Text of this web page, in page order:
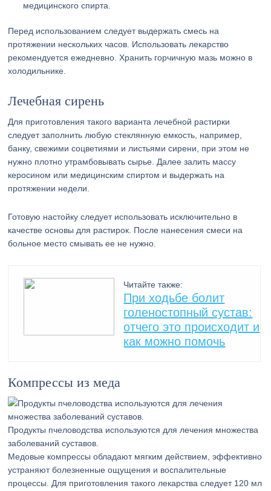
медицинского спирта.
Перед использованием следует выдержать смесь на
протяжении нескольких часов. Использовать лекарство
рекомендуется ежедневно. Хранить горчичную мазь можно в
холодильнике.
Лечебная сирень
Для приготовления такого варианта лечебной растирки
следует заполнить любую стеклянную емкость, например,
банку, свежими соцветиями и листьями сирени, при этом не
нужно плотно утрамбовывать сырье. Далее залить массу
керосином или медицинским спиртом и выдержать на
протяжении недели.
Готовую настойку следует использовать исключительно в
качестве основы для растирок. После нанесения смеси на
больное место смывать ее не нужно.
Читайте также:
При ходьбе болит
голеностопный сустав:
отчего это происходит и
как можно помочь
Компрессы из меда
Продукты пчеловодства используются для лечения множества
заболеваний суставов.
Медовые компрессы обладают мягким действием, эффективно
устраняют болезненные ощущения и воспалительные
процессы. Для приготовления такого лекарства следует 120 мл